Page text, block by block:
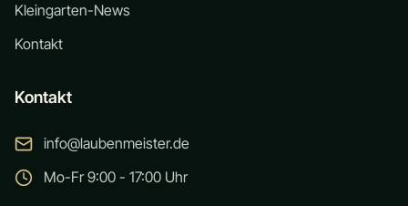
Kleingarten-News
Kontakt
Kontakt
info@laubenmeister.de
Mo-Fr 9:00 - 17:00 Uhr